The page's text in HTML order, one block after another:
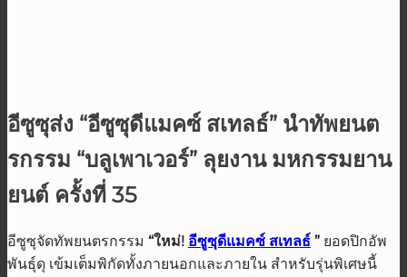
อีซูซุส่ง “อีซูซุดีแมคซ์ สเทลธ์” นำทัพยนต
รกรรม “บลูเพาเวอร์” ลุยงาน มหกรรมยาน
ยนต์ ครั้งที่ 35
อีซูซุจัดทัพยนตรกรรม “ใหม่! อีซูซุดีแมคซ์ สเทลธ์ ” ยอดปิกอัพ
พันธุ์ดุ เข้มเต็มพิกัดทั้งภายนอกและภายใน สำหรับรุ่นพิเศษนี้